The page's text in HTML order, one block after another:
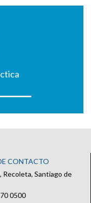
CONTACTO
Recoleta, Santiago de
0500